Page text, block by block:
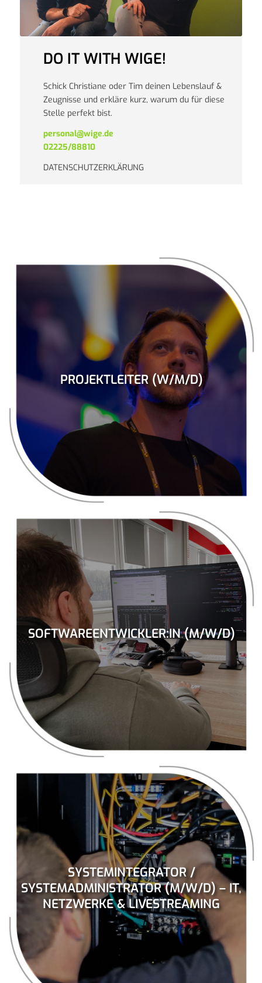
DO IT WITH WIGE!
Schick Christiane oder Tim deinen Lebenslauf &
Zeugnisse und erkläre kurz, warum du für diese
Stelle perfekt bist.
personal@wige.de
02225/88810
DATENSCHUTZERKLÄRUNG
PROJEKTLEITER (W/M/D)
SOFTWAREENTWICKLER:IN (M/W/D)
SYSTEMINTEGRATOR /
SYSTEMADMINISTRATOR (M/W/D) – IT,
NETZWERKE & LIVESTREAMING